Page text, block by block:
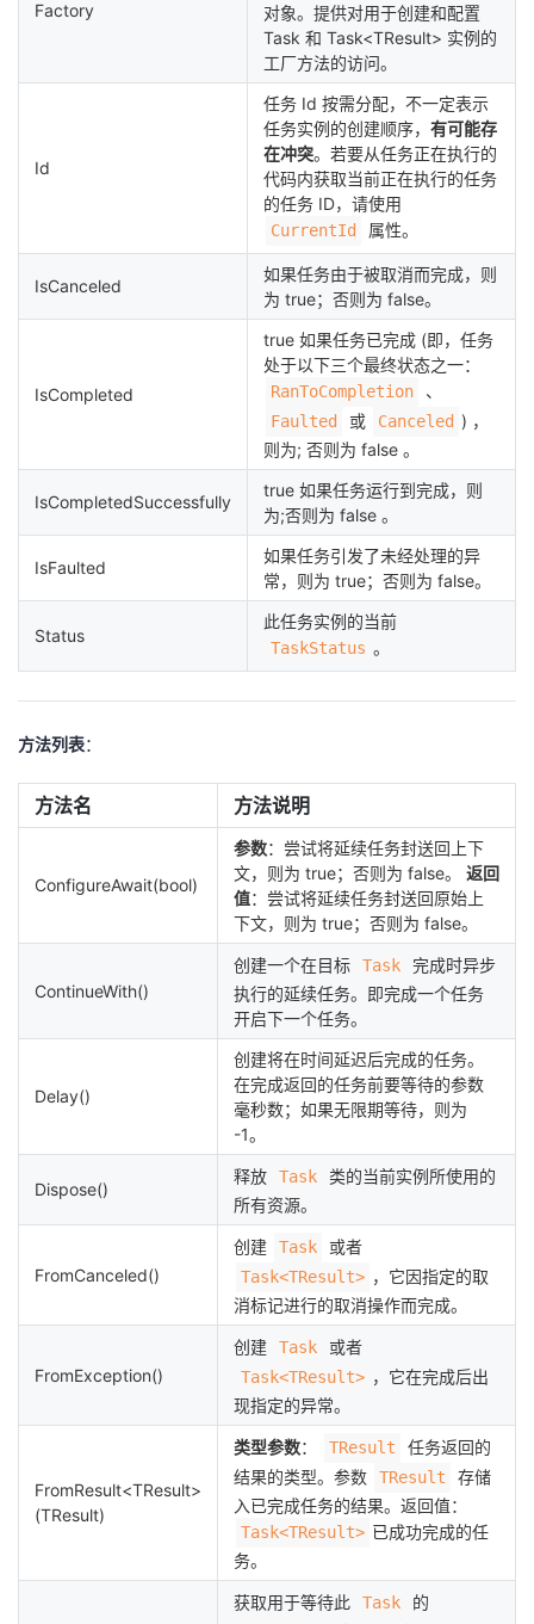
Factory
对象。提供对用于创建和配置
Task 和 Task<TResult> 实例的
工厂方法的访问。
Id
任务 Id 按需分配，不一定表示
任务实例的创建顺序， 有可能存
在冲突。若要从任务正在执行的
代码内获取当前正在执行的任务
的任务 ID，请使用
CurrentId 属性。
IsCanceled
如果任务由于被取消而完成，则
为 true；否则为 false。
IsCompleted
true 如果任务已完成 (即，任务
处于以下三个最终状态之一：
RanToCompletion 、
Faulted 或 Canceled ) ，
则为; 否则为 false 。
IsCompletedSuccessfully
true 如果任务运行到完成，则
为;否则为 false 。
IsFaulted
如果任务引发了未经处理的异
常，则为 true；否则为 false。
Status
此任务实例的当前
TaskStatus 。
方法列表：
方法名 方法说明
ConfigureAwait(bool)
参数：尝试将延续任务封送回上下
文，则为 true；否则为 false。 返回
值：尝试将延续任务封送回原始上
下文，则为 true；否则为 false。
ContinueWith()
创建一个在目标 Task
完成时异步
执行的延续任务。即完成一个任务
开启下一个任务。
Delay()
创建将在时间延迟后完成的任务。
在完成返回的任务前要等待的参数
毫秒数；如果无限期等待，则为
-1。
Dispose()
释放 Task
类的当前实例所使用的
所有资源。
FromCanceled()
创建 Task 或者
Task<TResult> ，它因指定的取
消标记进行的取消操作而完成。
FromException()
创建 Task 或者
Task<TResult> ，它在完成后出
现指定的异常。
FromResult<TResult>
(TResult)
类型参数： TResult
任务返回的
结果的类型。参数
TResult
存储
入已完成任务的结果。返回值：
Task<TResult> 已成功完成的任
务。
获取用于等待此 Task 的